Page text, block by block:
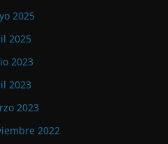
2025
2025
2023
2023
2023
2022